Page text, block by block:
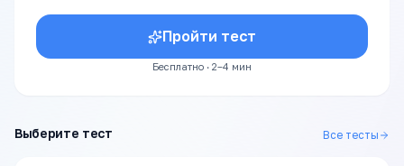
Пройти тест
Бесплатно · 2–4 мин
Выберите тест Все тесты